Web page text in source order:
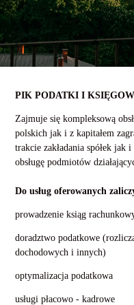
PIK PODATKI I
Zajmuje się kompleksową
polskich jak i z kapitałem
trakcie zakładania spółek
obsługę podmiotów
Do usług oferowanych
prowadzenie ksiąg
doradztwo podatkowe
dochodowych i innych)
optymalizacja podatkowa
usługi płacowo - kadrowe